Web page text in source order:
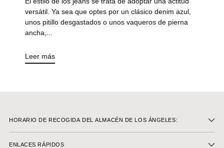
versátil. Ya sea que optes por un clásico denim azul,
unos pitillo desgastados o unos vaqueros de pierna
ancha,...
Leer más
HORARIO DE RECOGIDA DEL ALMACÉN DE LOS ÁNGELES:
ENLACES RÁPIDOS